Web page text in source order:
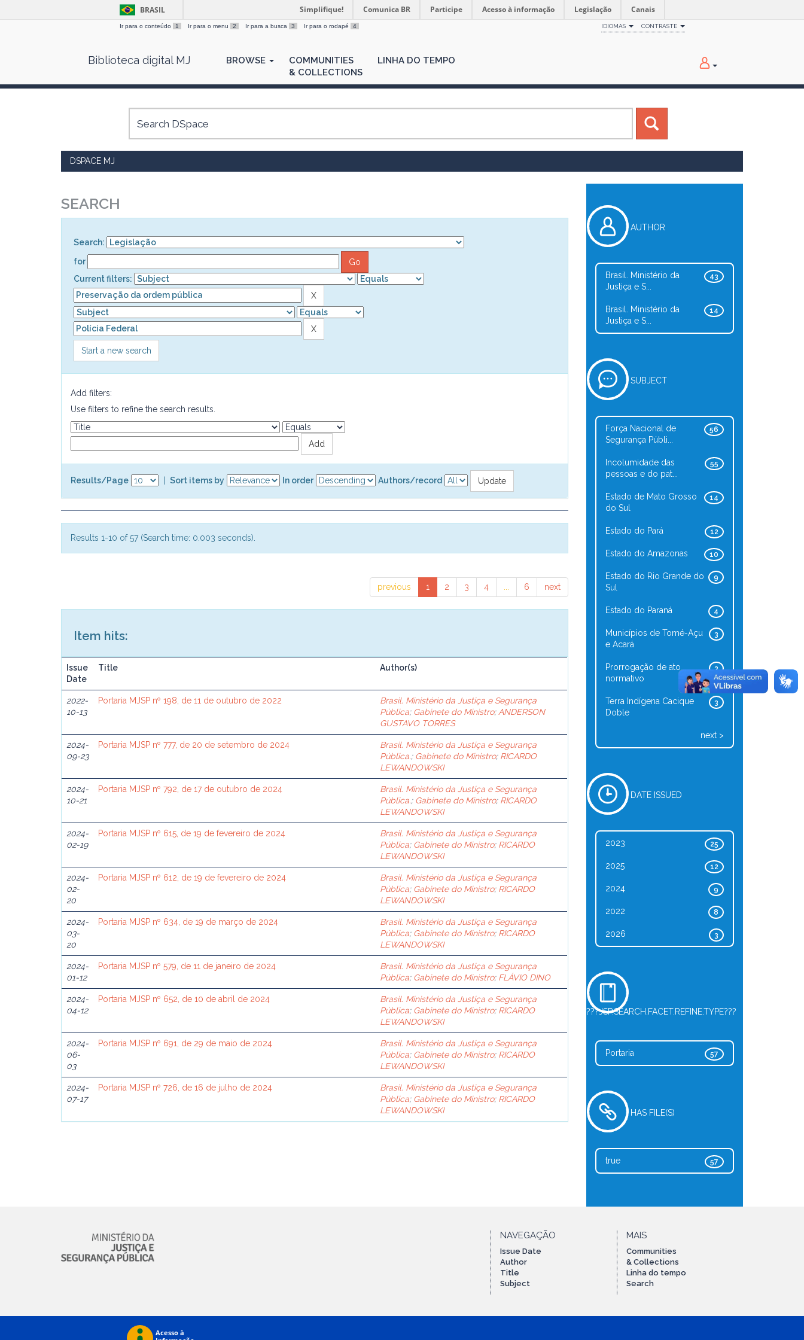
BRASIL Simplifique! Comunica BR Participe Acesso à informação Legislação Canais
Ir para o conteúdo 1 Ir para o menu 2 Ir para a busca 3 Ir para o rodapé 4 IDIOMAS CONTRASTE
Biblioteca digital MJ BROWSE
COMMUNITIES
& COLLECTIONS
LINHA DO TEMPO
DSPACE MJ
SEARCH
Search:
for
Current filters:
Start a new search
Add filters:
Use filters to refine the search results.
Results/Page Sort items by In order Authors/record
Results 1-10 of 57 (Search time: 0.003 seconds).
previous 1 2 3 4 6 next
Item hits:
Issue
Date
Title Author(s)
2022-
10-13
Portaria MJSP nº 198, de 11 de outubro de 2022
Brasil. Ministério da Justiça e Segurança
Pública; Gabinete do Ministro; ANDERSON
GUSTAVO TORRES
2024-
09-23
Portaria MJSP nº 777, de 20 de setembro de 2024
Brasil. Ministério da Justiça e Segurança
Pública.; Gabinete do Ministro; RICARDO
LEWANDOWSKI
2024-
10-21
Portaria MJSP nº 792, de 17 de outubro de 2024
Brasil. Ministério da Justiça e Segurança
Pública.; Gabinete do Ministro; RICARDO
LEWANDOWSKI
2024-
02-19
Portaria MJSP nº 615, de 19 de fevereiro de 2024
Brasil. Ministério da Justiça e Segurança
Pública; Gabinete do Ministro; RICARDO
LEWANDOWSKI
2024-
02-
20
Portaria MJSP nº 612, de 19 de fevereiro de 2024
Brasil. Ministério da Justiça e Segurança
Pública; Gabinete do Ministro; RICARDO
LEWANDOWSKI
2024-
03-
20
Portaria MJSP nº 634, de 19 de março de 2024
Brasil. Ministério da Justiça e Segurança
Pública; Gabinete do Ministro; RICARDO
LEWANDOWSKI
2024-
01-12
Portaria MJSP nº 579, de 11 de janeiro de 2024
Brasil. Ministério da Justiça e Segurança
Pública; Gabinete do Ministro; FLÁVIO DINO
2024-
04-12
Portaria MJSP nº 652, de 10 de abril de 2024
Brasil. Ministério da Justiça e Segurança
Pública; Gabinete do Ministro; RICARDO
LEWANDOWSKI
2024-
06-
03
Portaria MJSP nº 691, de 29 de maio de 2024
Brasil. Ministério da Justiça e Segurança
Pública; Gabinete do Ministro; RICARDO
LEWANDOWSKI
2024-
07-17
Portaria MJSP nº 726, de 16 de julho de 2024
Brasil. Ministério da Justiça e Segurança
Pública; Gabinete do Ministro; RICARDO
LEWANDOWSKI
AUTHOR
43
Brasil. Ministério da
Justiça e S...
14
Brasil. Ministério da
Justiça e S...
SUBJECT
56
Força Nacional de
Segurança Públi...
55
Incolumidade das
pessoas e do pat...
14
Estado de Mato Grosso
do Sul
12
Estado do Pará
10
Estado do Amazonas
9
Estado do Rio Grande do
Sul
4
Estado do Paraná
3
Municípios de Tomé-Açu
e Acará
3
Prorrogação de ato
normativo
3
Terra Indígena Cacique
Doble
next >
DATE ISSUED
25
2023
12
2025
9
2024
8
2022
3
2026
???JSP.SEARCH.FACET.REFINE.TYPE???
57
Portaria
HAS FILE(S)
57
true
NAVEGAÇÃO
Issue Date
Author
Title
Subject
MAIS
Communities
& Collections
Linha do tempo
Search